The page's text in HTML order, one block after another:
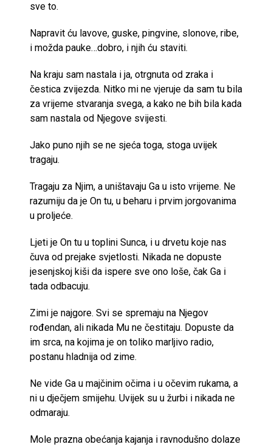
sve to.
Napravit ću lavove, guske, pingvine, slonove, ribe,
i možda pauke…dobro, i njih ću staviti.
Na kraju sam nastala i ja, otrgnuta od zraka i
čestica zvijezda. Nitko mi ne vjeruje da sam tu bila
za vrijeme stvaranja svega, a kako ne bih bila kada
sam nastala od Njegove svijesti.
Jako puno njih se ne sjeća toga, stoga uvijek
tragaju.
Tragaju za Njim, a uništavaju Ga u isto vrijeme. Ne
razumiju da je On tu, u beharu i prvim jorgovanima
u proljeće.
Ljeti je On tu u toplini Sunca, i u drvetu koje nas
čuva od prejake svjetlosti. Nikada ne dopuste
jesenjskoj kiši da ispere sve ono loše, čak Ga i
tada odbacuju.
Zimi je najgore. Svi se spremaju na Njegov
rođendan, ali nikada Mu ne čestitaju. Dopuste da
im srca, na kojima je on toliko marljivo radio,
postanu hladnija od zime.
Ne vide Ga u majčinim očima i u očevim rukama, a
ni u dječjem smijehu. Uvijek su u žurbi i nikada ne
odmaraju.
Mole prazna obećanja kajanja i ravnodušno dolaze